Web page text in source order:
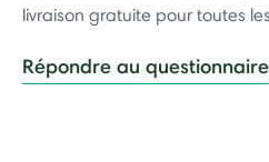
livraison gratuite pour toutes
Répondre au questionnaire